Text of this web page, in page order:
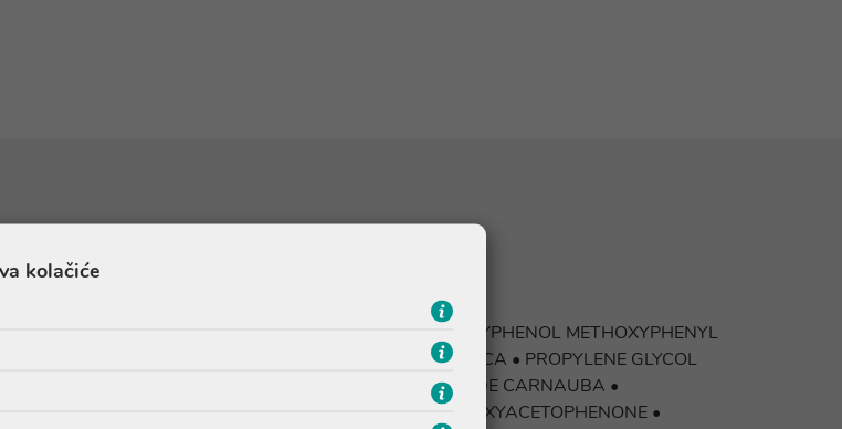
Sastojci
• DICAPRYLYL CARBONATE • BIS-ETHYLHEXYLOXYPHENOL METHOXYPHENYL
• ISOPROPYL MYRISTATE • GLYCERIN • SILICA • PROPYLENE GLYCOL
CERIFERA CERA / CARNAUBA WAX / CIRE DE CARNAUBA •
STEARATE • PEG-100 STEARATE • PERLITE • HYDROXYACETOPHENONE •
kolačiće